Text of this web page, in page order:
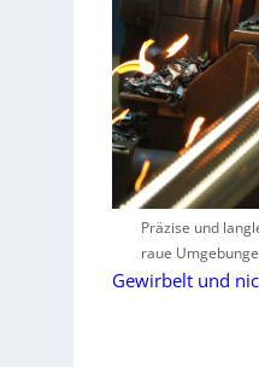
Präzise und
raue
Gewirbelt und